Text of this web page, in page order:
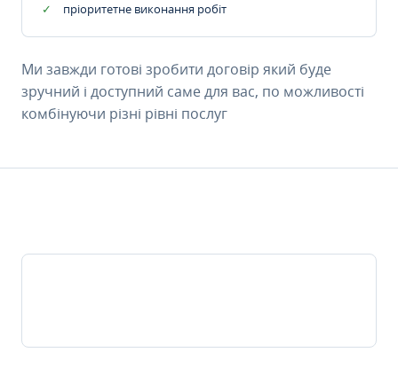
пріоритетне виконання робіт
Ми завжди готові зробити договір який буде
зручний і доступний саме для вас, по можливості
комбінуючи різні рівні послуг